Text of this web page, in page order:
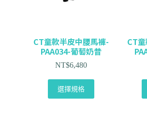
CT童款半皮中腰馬褲-
PAA034-葡萄奶昔
NT$6,480
選擇規格
CT